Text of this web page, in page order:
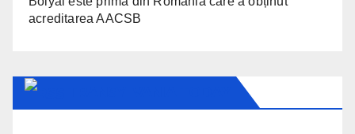
acreditarea AACSB